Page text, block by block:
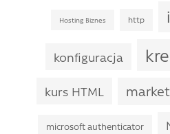
Hosting Biznes http
konfiguracja
kurs HTML
microsoft authenticator